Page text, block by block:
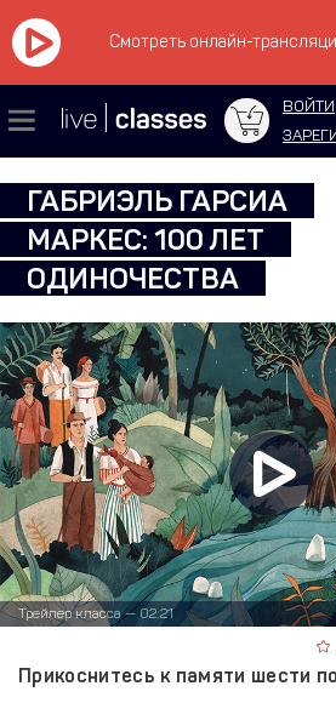
Смотреть онлайн-
ВОЙТИ
ГАБРИЭЛЬ ГАРСИА
МАРКЕС: 100 ЛЕТ
ОДИНОЧЕСТВА
Трейлер класса — 02:21
Прикоснитесь к памяти шести